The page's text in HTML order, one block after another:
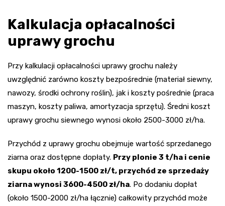
Kalkulacja opłacalności
uprawy grochu
Przy kalkulacji opłacalności uprawy grochu należy
uwzględnić zarówno koszty bezpośrednie (materiał siewny,
nawozy, środki ochrony roślin), jak i koszty pośrednie (praca
maszyn, koszty paliwa, amortyzacja sprzętu). Średni koszt
uprawy grochu siewnego wynosi około 2500-3000 zł/ha.
Przychód z uprawy grochu obejmuje wartość sprzedanego
ziarna oraz dostępne dopłaty. Przy plonie 3 t/ha i cenie
skupu około 1200-1500 zł/t, przychód ze sprzedaży
ziarna wynosi 3600-4500 zł/ha. Po dodaniu dopłat
(około 1500-2000 zł/ha łącznie) całkowity przychód może